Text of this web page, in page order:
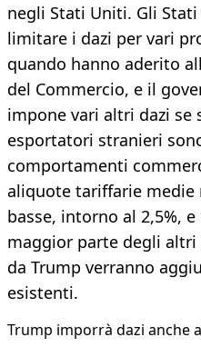
negli Stati Uniti. Gli
limitare i dazi per vari
quando hanno aderito
del Commercio, e il
impone vari altri dazi se
esportatori stranieri
comportamenti
aliquote tariffarie medie
basse, intorno al 2,5%,
maggior parte degli altri
da Trump verranno
esistenti.
Trump imporrà dazi anche